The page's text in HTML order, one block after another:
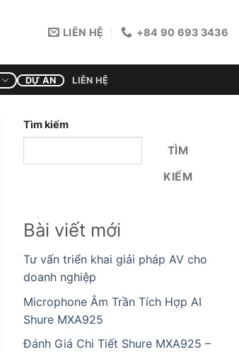
LIÊN HỆ +84 90 693 3436
DỰ ÁN LIÊN HỆ
Tìm kiếm
TÌM
KIẾM
Bài viết mới
Tư vấn triển khai giải pháp AV cho
doanh nghiệp
Microphone Âm Trần Tích Hợp AI
Shure MXA925
Đánh Giá Chi Tiết Shure MXA925 –